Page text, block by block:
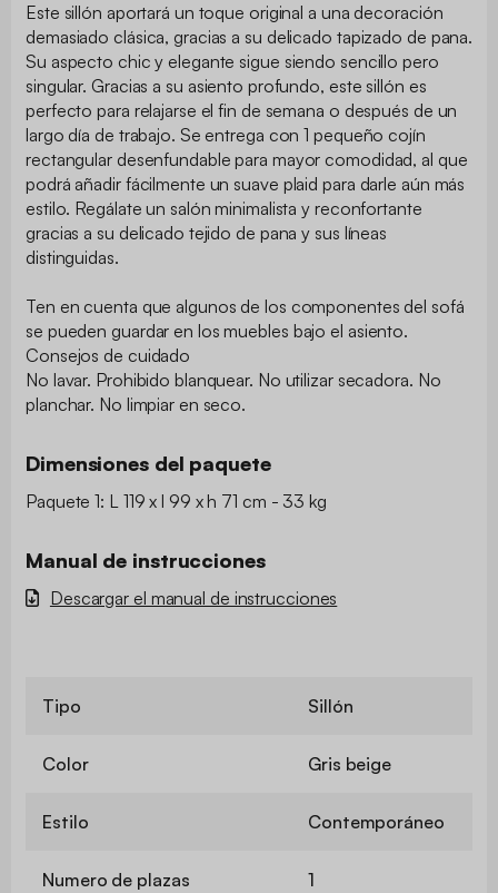
Este sillón aportará un toque original a una decoración
demasiado clásica, gracias a su delicado tapizado de pana.
Su aspecto chic y elegante sigue siendo sencillo pero
singular. Gracias a su asiento profundo, este sillón es
perfecto para relajarse el fin de semana o después de un
largo día de trabajo. Se entrega con 1 pequeño cojín
rectangular desenfundable para mayor comodidad, al que
podrá añadir fácilmente un suave plaid para darle aún más
estilo. Regálate un salón minimalista y reconfortante
gracias a su delicado tejido de pana y sus líneas
distinguidas.
Ten en cuenta que algunos de los componentes del sofá
se pueden guardar en los muebles bajo el asiento.
Consejos de cuidado
No lavar. Prohibido blanquear. No utilizar secadora. No
planchar. No limpiar en seco.
Dimensiones del paquete
Paquete 1: L 119 x l 99 x h 71 cm - 33 kg
Manual de instrucciones
Descargar el manual de instrucciones
Tipo Sillón
Color Gris beige
Estilo Contemporáneo
Numero de plazas 1